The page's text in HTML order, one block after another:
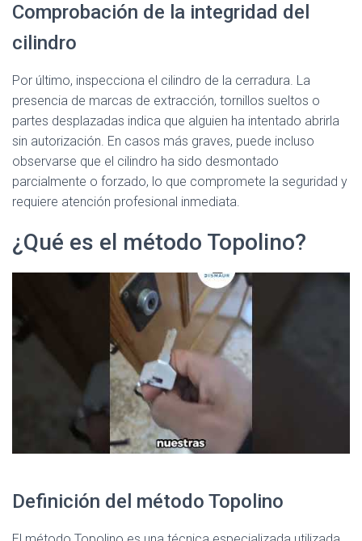
Comprobación de la integridad del
cilindro
Por último, inspecciona el cilindro de la cerradura. La
presencia de marcas de extracción, tornillos sueltos o
partes desplazadas indica que alguien ha intentado abrirla
sin autorización. En casos más graves, puede incluso
observarse que el cilindro ha sido desmontado
parcialmente o forzado, lo que compromete la seguridad y
requiere atención profesional inmediata.
¿Qué es el método Topolino?
Definición del método Topolino